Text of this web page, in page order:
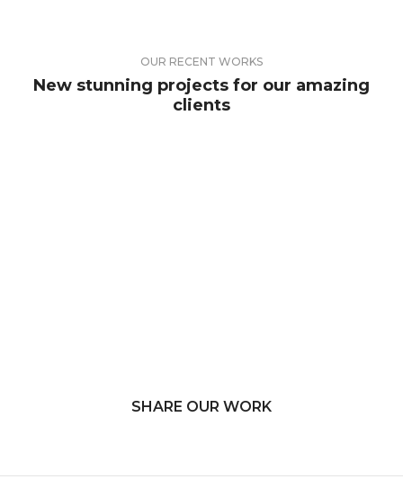
OUR RECENT WORKS
New stunning projects for our amazing
clients
SHARE OUR WORK